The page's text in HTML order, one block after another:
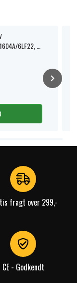
6LF22, 1-
fragt over 299,-
CE - Godkendt